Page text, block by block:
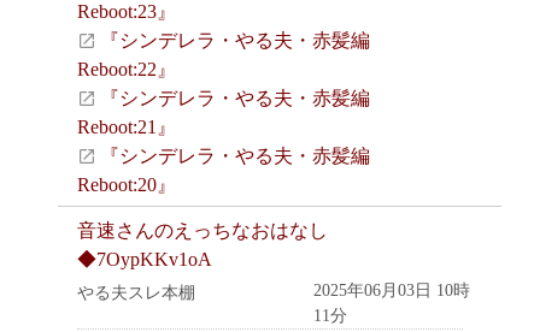
Reboot:23』
『シンデレラ・やる夫・赤髪編
Reboot:22』
『シンデレラ・やる夫・赤髪編
Reboot:21』
『シンデレラ・やる夫・赤髪編
Reboot:20』
音速さんのえっちなおはなし
◆7OypKKv1oA
やる夫スレ本棚
2025年06月03日 10時
11分